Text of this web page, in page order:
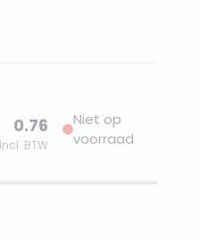
0.76
Incl. BTW
Niet op
voorraad